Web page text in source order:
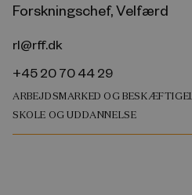
Forskningschef, Velfærd
rl@rff.dk
+45 20 70 44 29
ARBEJDSMARKED OG
SKOLE OG UDDANNELSE